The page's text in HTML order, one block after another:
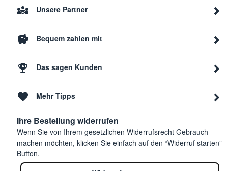
Unsere Partner
Bequem zahlen mit
Das sagen Kunden
Mehr Tipps
Ihre Bestellung widerrufen
Wenn Sie von Ihrem gesetzlichen Widerrufsrecht Gebrauch
machen möchten, klicken Sie einfach auf den “Widerruf starten”
Button.